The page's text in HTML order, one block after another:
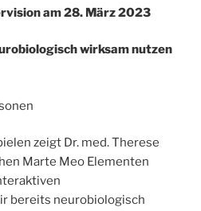
am 28. März 2023
wirksam nutzen
zeigt Dr. med. Therese
Marte Meo Elementen
bereits neurobiologisch